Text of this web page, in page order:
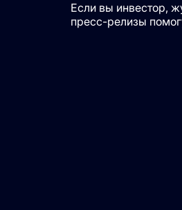
Если вы инвестор,
пресс-релизы